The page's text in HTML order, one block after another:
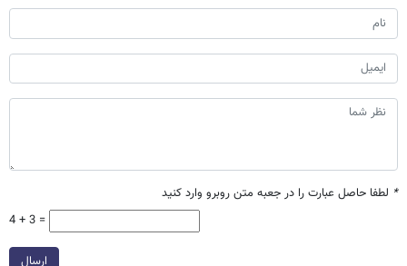
* لطفا حاصل عبارت را در جعبه متن روبرو وارد کنید
4 + 3 =
ارسال